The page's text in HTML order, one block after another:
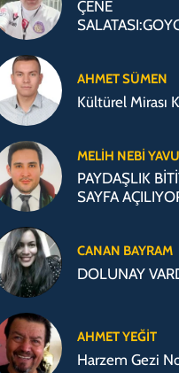
ÇENE
AHMET SÜMEN
Kültürel Mirası
MELIH NEBI
PAYDAŞLIK
SAYFA
CANAN BAYRAM
DOLUNAY
AHMET YEĞİT
Harzem Gezi